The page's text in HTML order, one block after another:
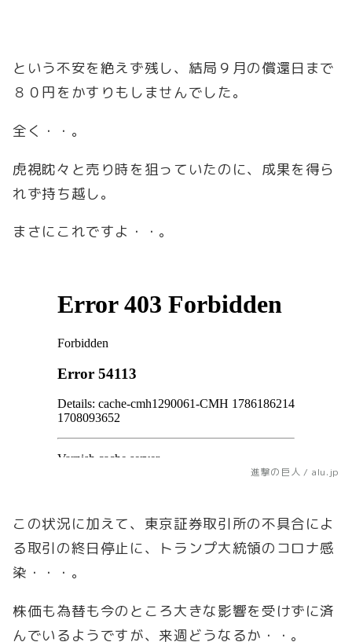
という不安を絶えず残し、結局９月の償還日まで
８０円をかすりもしませんでした。
全く・・。
虎視眈々と売り時を狙っていたのに、成果を得ら
れず持ち越し。
まさにこれですよ・・。
進撃の巨人 / alu.jp
この状況に加えて、東京証券取引所の不具合によ
る取引の終日停止に、トランプ大統領のコロナ感
染・・・。
株価も為替も今のところ大きな影響を受けずに済
んでいるようですが、来週どうなるか・・。